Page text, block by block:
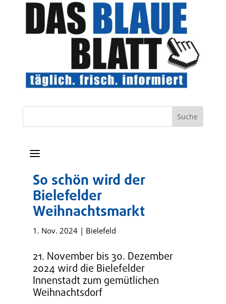
a
So schön wird der
Bielefelder
Weihnachtsmarkt
1. Nov. 2024| Bielefeld
21. November bis 30. Dezember
2024 wird die Bielefelder
Innenstadt zum gemütlichen
Weihnachtsdorf